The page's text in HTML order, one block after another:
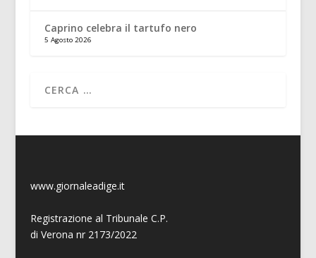
Caprino celebra il tartufo nero
5 Agosto 2026
www.giornaleadige.it
Registrazione al Tribunale C.P.
di Verona nr 2173/2022